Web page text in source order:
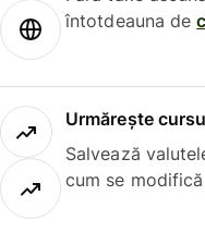
întotdeauna de
Urmărește
Salvează
cum se